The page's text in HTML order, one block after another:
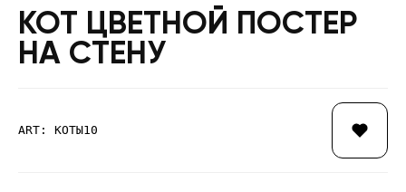
КОТ ЦВЕТНОЙ ПОСТЕР
НА СТЕНУ
ART: КОТЫ10